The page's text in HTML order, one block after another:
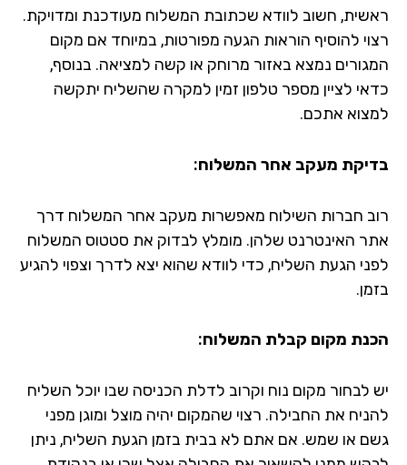
חשוב לוודא שכתובת המשלוח מעודכנת ומדויקת.
להוסיף הוראות הגעה מפורטות, במיוחד אם מקום
נמצא באזור מרוחק או קשה למציאה. בנוסף,
לציין מספר טלפון זמין למקרה שהשליח יתקשה
אתכם.
מעקב אחר המשלוח:
חברות השילוח מאפשרות מעקב אחר המשלוח דרך
האינטרנט שלהן. מומלץ לבדוק את סטטוס המשלוח
הגעת השליח, כדי לוודא שהוא יצא לדרך וצפוי להגיע
מקום קבלת המשלוח:
לבחור מקום נוח וקרוב לדלת הכניסה שבו יוכל השליח
את החבילה. רצוי שהמקום יהיה מוצל ומוגן מפני
או שמש. אם אתם לא בבית בזמן הגעת השליח, ניתן